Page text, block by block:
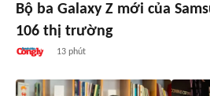
Bộ ba Galaxy Z mới của
106 thị trường
13 phút